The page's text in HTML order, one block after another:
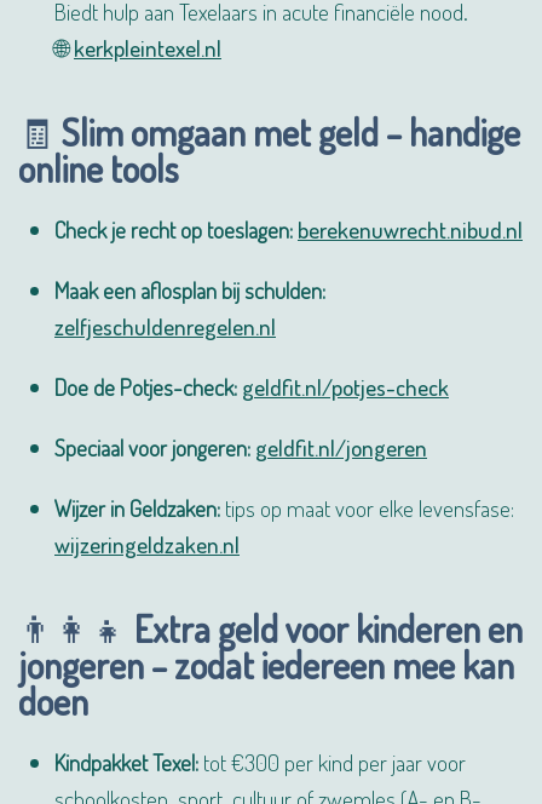
Biedt hulp aan Texelaars in acute financiële nood.
🌐kerkpleintexel.nl
🧾 Slim omgaan met geld – handige
online tools
Check je recht op toeslagen: berekenuwrecht.nibud.nl
Maak een aflosplan bij schulden:
zelfjeschuldenregelen.nl
Doe de Potjes-check: geldfit.nl/potjes-check
Speciaal voor jongeren: geldfit.nl/jongeren
Wijzer in Geldzaken: tips op maat voor elke levensfase:
wijzeringeldzaken.nl
👨‍👩‍👧 Extra geld voor kinderen en
jongeren – zodat iedereen mee kan
doen
Kindpakket Texel: tot €300 per kind per jaar voor
schoolkosten, sport, cultuur of zwemles (A- en B-